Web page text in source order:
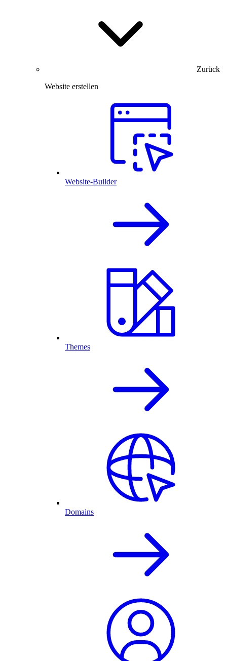
Zurück
Website erstellen
Website-Builder
Themes
Domains